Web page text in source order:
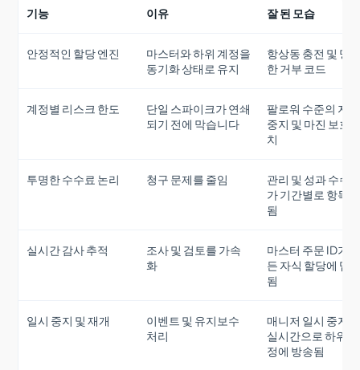
기능 이유 잘 된 모습
안정적인 할당 엔진
마스터와 하위 계정을
동기화 상태로 유지
항상동 충전 및 명
한 거부 코드
계정별 리스크 한도
단일 스파이크가 연쇄
되기 전에 막습니다
팔로워 수준의 지분
중지 및 마진 보호
치
투명한 수수료 논리 청구 문제를 줄임
관리 및 성과 수수
가 기간별로 항목화
됨
실시간 감사 추적
조사 및 검토를 가속
화
마스터 주문 ID가
든 자식 할당에 맵
됨
일시 중지 및 재개
이벤트 및 유지보수
처리
매니저 일시 중지가
실시간으로 하위 계
정에 방송됨